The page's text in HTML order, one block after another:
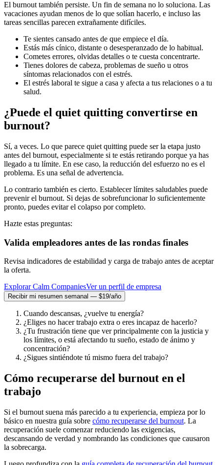
El burnout también persiste. Un fin de semana no lo soluciona. Las
vacaciones ayudan menos de lo que solían hacerlo, e incluso las
tareas sencillas parecen extrañamente difíciles.
Te sientes cansado antes de que empiece el día.
Estás más cínico, distante o desesperanzado de lo habitual.
Cometes errores, olvidas detalles o te cuesta concentrarte.
Tienes dolores de cabeza, problemas de sueño u otros
síntomas relacionados con el estrés.
El estrés laboral te sigue a casa y afecta a tus relaciones o a tu
salud.
¿Puede el quiet quitting convertirse en
burnout?
Sí, a veces. Lo que parece quiet quitting puede ser la etapa justo
antes del burnout, especialmente si te estás retirando porque ya has
llegado a tu límite. En ese caso, la reducción del esfuerzo no es el
problema. Es una señal de advertencia.
Lo contrario también es cierto. Establecer límites saludables puede
prevenir el burnout. Si dejas de sobrefuncionar lo suficientemente
pronto, puedes evitar el colapso por completo.
Hazte estas preguntas:
Valida empleadores antes de las rondas finales
Revisa indicadores de estabilidad y carga de trabajo antes de aceptar
la oferta.
Explorar Calm CompaniesVer un perfil de empresa
Recibir mi resumen semanal — $19/año
Cuando descansas, ¿vuelve tu energía?
¿Eliges no hacer trabajo extra o eres incapaz de hacerlo?
¿Tu frustración tiene que ver principalmente con la justicia y
los límites, o está afectando tu sueño, estado de ánimo y
concentración?
¿Sigues sintiéndote tú mismo fuera del trabajo?
Cómo recuperarse del burnout en el
trabajo
Si el burnout suena más parecido a tu experiencia, empieza por lo
básico en nuestra guía sobre cómo recuperarse del burnout. La
recuperación suele comenzar reduciendo las exigencias,
descansando de verdad y nombrando las condiciones que causaron
la sobrecarga.